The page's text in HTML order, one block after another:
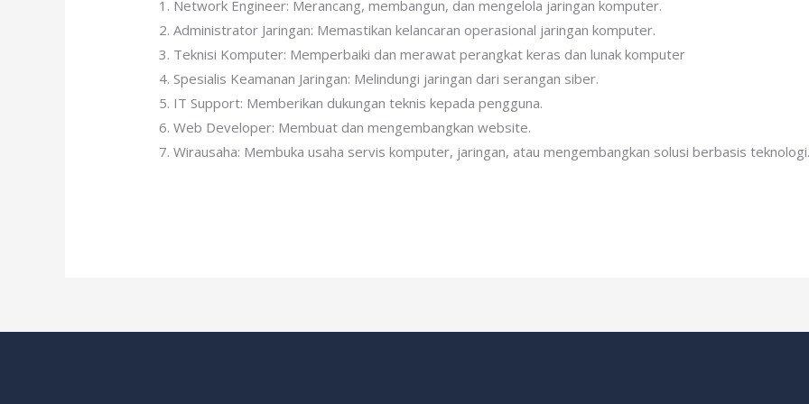
Network Engineer: Merancang, membangun, dan mengelola jaringan komputer.
Administrator Jaringan: Memastikan kelancaran operasional jaringan komputer.
Teknisi Komputer: Memperbaiki dan merawat perangkat keras dan lunak komputer
Spesialis Keamanan Jaringan: Melindungi jaringan dari serangan siber.
IT Support: Memberikan dukungan teknis kepada pengguna.
Web Developer: Membuat dan mengembangkan website.
Wirausaha: Membuka usaha servis komputer, jaringan, atau mengembangkan solusi berbasis